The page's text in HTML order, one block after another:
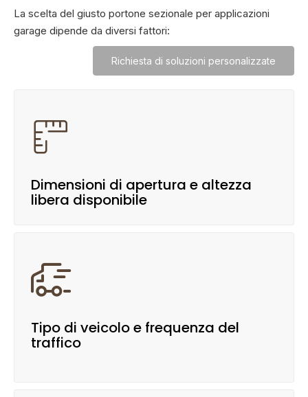
La scelta del giusto portone sezionale per applicazioni
garage dipende da diversi fattori:
Richiesta di soluzioni personalizzate

Dimensioni di apertura e altezza
libera disponibile

Tipo di veicolo e frequenza del
traffico